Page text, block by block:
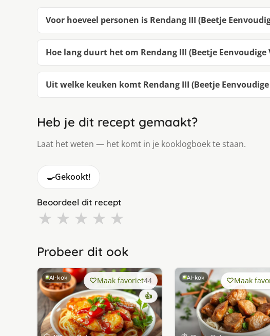
Voor hoeveel personen is Rendang III (Beetje
Hoe lang duurt het om Rendang III (Beetje Eenvoudige
Uit welke keuken komt Rendang III (Beetje Eenvoudige
Heb je dit recept gemaakt?
Laat het weten — het komt in je kooklogboek te staan.
🍳Gekookt!
Beoordeel dit recept
★ ★ ★ ★ ★
Probeer dit ook
AI-kok Maak favoriet44
👍
AI-kok Maak